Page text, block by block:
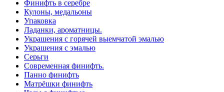
Финифть в серебре
Кулоны, медальоны
Упаковка
Ладанки, ароматницы.
Украшения с горячей выемчатой эмалью
Украшения с эмалью
Серьги
Современная финифть.
Панно финифть
Матрёшки финифть